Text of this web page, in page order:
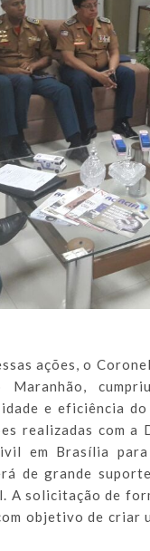
ações, o
Maranhão,
e eficiência
realizadas com
em Brasília
de grande
A solicitação de
objetivo de criar